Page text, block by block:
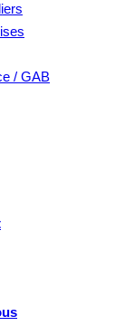
/ GAB